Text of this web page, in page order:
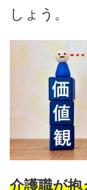
しょう。
介護職が